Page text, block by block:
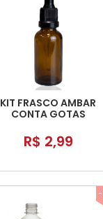
KIT FRASCO AMBAR
CONTA GOTAS
R$ 2,99
-